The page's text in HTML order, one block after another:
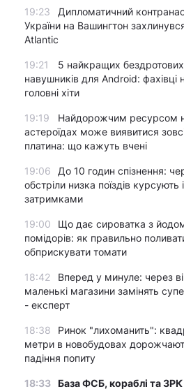
19:23
Дипломатичний
України на Вашингтон
Atlantic
19:21
5 найкращих бездротових
навушників для Android: фахівці
головні хіти
19:19
Найдорожчим ресурсом
астероїдах може виявитися
платина: що кажуть вчені
19:06
До 10 годин спізнення:
обстріли низка поїздів курсують
затримками
19:00
Що дає сироватка з
помідорів: як правильно
обприскувати томати
18:42
Вперед у минуле: через
маленькі магазини замінять
- експерт
18:38
Ринок "лихоманить":
метри в новобудовах
падіння попиту
18:33 База ФСБ, кораблі та